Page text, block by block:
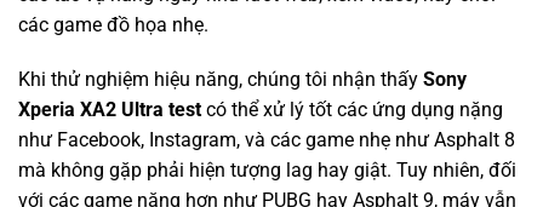
các game đồ họa nhẹ.
Khi thử nghiệm hiệu năng, chúng tôi nhận thấy Sony
Xperia XA2 Ultra test có thể xử lý tốt các ứng dụng nặng
như Facebook, Instagram, và các game nhẹ như Asphalt 8
mà không gặp phải hiện tượng lag hay giật. Tuy nhiên, đối
với các game nặng hơn như PUBG hay Asphalt 9, máy vẫn